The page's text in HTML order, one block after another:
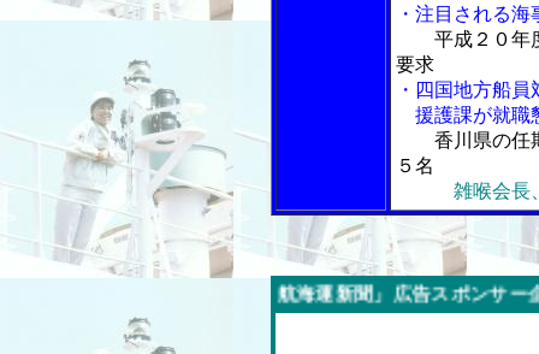
・注目される
平成２０年
要求
・四国地方船
援護課が就職
香川県の任
５名
雑喉会長
今週の「内航海運新聞」広告スポンサー企業